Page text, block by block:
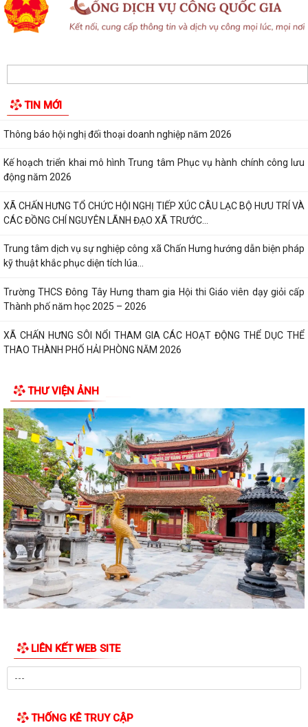
TIN MỚI
Quyết định về việc công nhận nhân viên y tế thôn và cộng tác viên dân
số trên địa bàn xã Chấn Hưng
Trung tâm Phục vụ hành chính công tổ chức tiếp nhận, hướng dẫn, giải
Thông báo Lịch làm việc Trung tâm Phục vụ hành chính công lưu động
Thông báo hội nghị đối thoại doanh nghiệp năm 2026
Kế hoạch triển khai mô hình Trung tâm Phục vụ hành chính công lưu
động năm 2026
XÃ CHẤN HƯNG TỔ CHỨC HỘI NGHỊ TIẾP XÚC CÂU LẠC BỘ HƯU TRÍ VÀ
CÁC ĐỒNG CHÍ NGUYÊN LÃNH ĐẠO XÃ TRƯỚC...
Trung tâm dịch vụ sự nghiệp công xã Chấn Hưng hướng dẫn biện pháp
kỹ thuật khắc phục diện tích lúa...
Trường THCS Đông Tây Hưng tham gia Hội thi Giáo viên dạy giỏi cấp
Thành phố năm học 2025 – 2026
XÃ CHẤN HƯNG SÔI NỔI THAM GIA CÁC HOẠT ĐỘNG THỂ DỤC THỂ
THAO THÀNH PHỐ HẢI PHÒNG NĂM 2026
VNEID
LỄ PHÁT ĐỘNG NGÀY CHẠY OLYMPIC – VÌ SỨC KHỎE TOÀN DÂN – VÌ
AN NINH TỔ QUỐC NĂM 2026
Cụm di tích Đình - Đền - Chùa Xuân Úc là một quần thể di tích lịch sử,
văn hóa, tín ngưỡng tiêu...
Công tác chuẩn bị Lễ hội Đình - Đền - Chùa Xuân Úc năm 2026 xã Chấn
Hưng
Công tác chuẩn bị tổ chức Lễ hội Đình - Đền - Chùa Xuân Úc năm 2026
TẬP HUẤN CÔNG TÁC ĐẢNG PHÍ TẠI XÃ CHẤN HƯNG
HỘI NGHỊ TỔNG KẾT PHONG TRÀO TOÀN DÂN BẢO VỆ AN NINH TỔ
Giấy mời Tiếp công dân định kỳ tuần 03 tháng 3 năm 2026
HỘI NGHỊ LẮNG NGHE Ý KIẾN NHÂN DÂN TẠI XÃ CHẤN HƯNG
DÂN - ỦY BAN MTTQ VIỆT NAM - BAN CHỈ ĐẠO...
THƯ VIỆN ẢNH
LIÊN KẾT WEB SITE
THỐNG KÊ TRUY CẬP